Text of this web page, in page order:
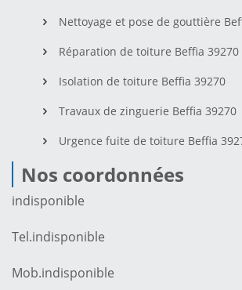
Nettoyage et pose de gouttière
Réparation de toiture Beffia 39270
Isolation de toiture Beffia 39270
Travaux de zinguerie Beffia 39270
Urgence fuite de toiture Beffia
Nos coordonnées
indisponible
Tel.indisponible
Mob.indisponible